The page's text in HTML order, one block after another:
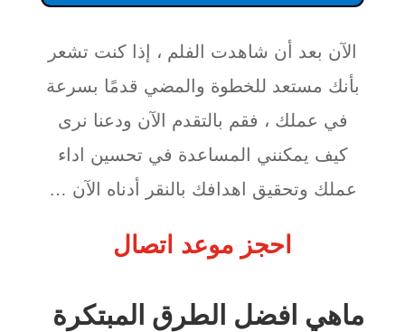
الآن بعد أن شاهدت الفلم ، إذا كنت تشعر
بأنك مستعد للخطوة والمضي قدمًا بسرعة
في عملك ، فقم بالتقدم الآن ودعنا نرى
كيف يمكنني المساعدة في تحسين اداء
عملك وتحقيق اهدافك بالنقر أدناه الآن …
احجز موعد اتصال
ماهي افضل الطرق المبتكرة